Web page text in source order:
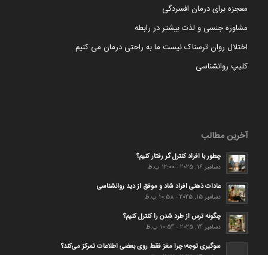
معجزه برای درمان افسردگی
مشاوره جنسی و لذت بیشتر در رابطه
اختلال روان ترسناک نیست ما به راحتی درمان می کنیم
کلیپ روانشناسی
آخرین مطالب
چطور با افراد کنترل گر رفتار کنیم؟
دسامبر 16, 2025 - 12:00 ب.ظ
عادات ذهنی افراد شاد و موفق از دید روانشناسی
دسامبر 15, 2025 - 10:58 ب.ظ
چگونه ترس از طرد شدن را کنترل کنیم؟
دسامبر 14, 2025 - 10:54 ب.ظ
سوگیری توجه؛ چرا مغز فقط روی بعضی اطلاعات تمرکز می‌کند؟